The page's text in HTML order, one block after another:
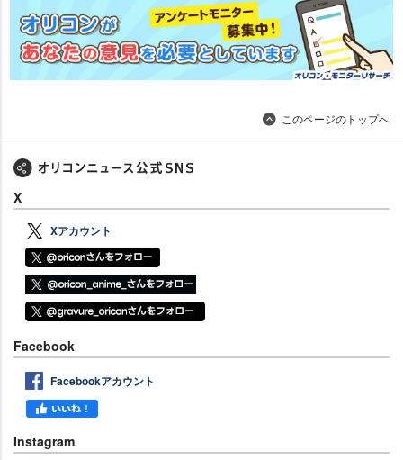
このページのトップへ
X
Xアカウント
Facebook
Facebookアカウント
Instagram